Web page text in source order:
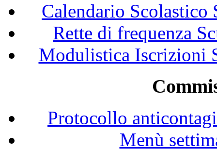
Calendario
Rette di frequenza
Modulistica Iscrizioni
Protocollo
Menù